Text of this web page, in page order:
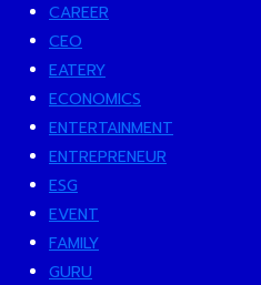
CAREER
CEO
EATERY
ECONOMICS
ENTERTAINMENT
ENTREPRENEUR
ESG
EVENT
FAMILY
GURU